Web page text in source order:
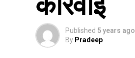
Published 5 years ago
By Pradeep